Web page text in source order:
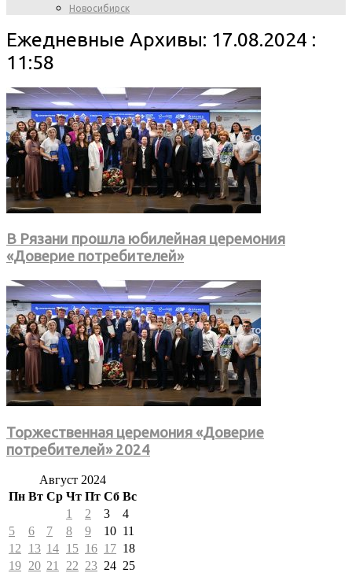
Новосибирск
Ежедневные Архивы: 17.08.2024 :
11:58
В Рязани прошла юбилейная церемония
«Доверие потребителей»
Торжественная церемония «Доверие
потребителей» 2024
Август 2024
Пн Вт Ср Чт Пт Сб Вс
1
2 3
4
5
6 7 8 9 10 11
12
13 14 15 16 17 18
19 20 21 22 23 24 25